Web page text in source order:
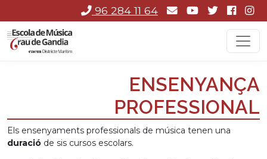
96 284 11 64
ENSENYANÇA
PROFESSIONAL
Els ensenyaments professionals de música tenen una
duració de sis cursos escolars.